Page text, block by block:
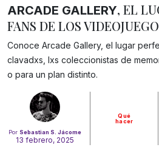
Por Sebastian S. Jácome
13 febrero, 2025
Qué
hacer
ARCADE GALLERY, EL
FANS DE LOS
Conoce Arcade Gallery, el lugar
clavadxs, lxs coleccionistas de
o para un plan distinto.